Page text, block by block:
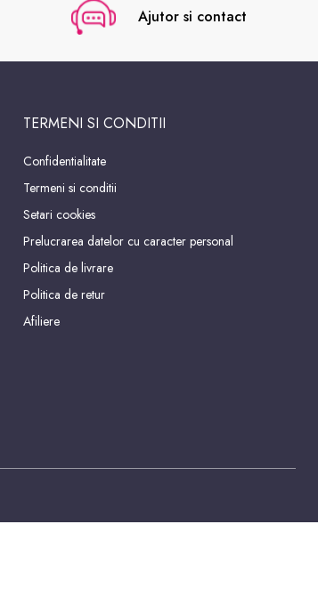
Ajutor si contact
TERMENI SI CONDITII
Confidentialitate
Termeni si conditii
Setari cookies
Prelucrarea datelor cu caracter personal
Politica de livrare
Politica de retur
Afiliere